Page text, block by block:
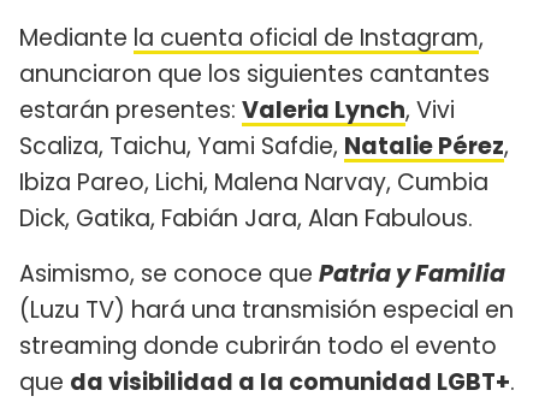
Mediante la cuenta oficial de Instagram,
anunciaron que los siguientes cantantes
estarán presentes: Valeria Lynch, Vivi
Scaliza, Taichu, Yami Safdie, Natalie Pérez,
Ibiza Pareo, Lichi, Malena Narvay, Cumbia
Dick, Gatika, Fabián Jara, Alan Fabulous.
Asimismo, se conoce que Patria y Familia
(Luzu TV) hará una transmisión especial en
streaming donde cubrirán todo el evento
que da visibilidad a la comunidad LGBT+.